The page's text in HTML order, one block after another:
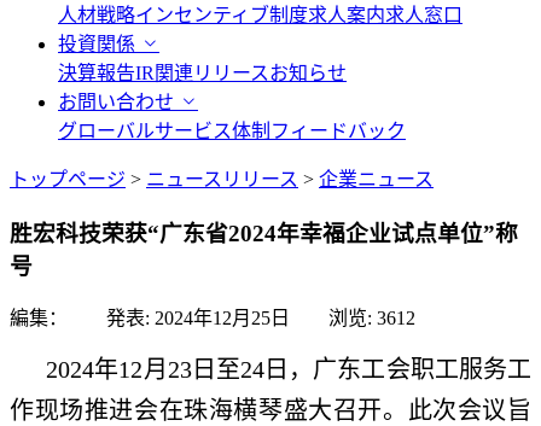
人材戦略インセンティブ制度求人案内求人窓口
投資関係
決算報告IR関連リリースお知らせ
お問い合わせ
グローバルサービス体制 フィードバック
トップページ > ニュースリリース > 企業ニュース
胜宏科技荣获“广东省2024年幸福企业试点单位”称
号
編集： 発表: 2024年12月25日 浏览: 3612
2024年12月23日至24日，广东工会职工服务工
作现场推进会在珠海横琴盛大召开。此次会议旨